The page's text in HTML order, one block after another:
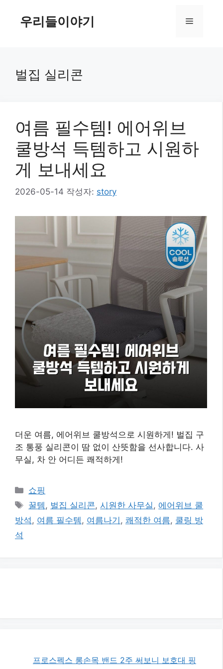
우리들이야기 메
벌집 실리콘
여름 필수템! 에어위브
쿨방석 득템하고 시원하
게 보내세요
2026-05-14 작성자: story
더운 여름, 에어위브 쿨방석으로 시원하게! 벌집 구
조 통풍 실리콘이 땀 없이 산뜻함을 선사합니다. 사
무실, 차 안 어디든 쾌적하게!
카
테
리
쇼핑
태
그
꿀템 , 벌집 실리콘,시원한 사무실 , 에어위브 쿨
방석 , 여름 필수템 , 여름나기 , 쾌적한 여름, 쿨링 방
석
프로스펙스 롱손목 밴드 2주 써보니 보호대 핑